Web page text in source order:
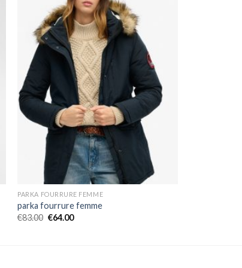
PARKA FOURRURE FEMME
parka fourrure femme
€83.00 €64.00